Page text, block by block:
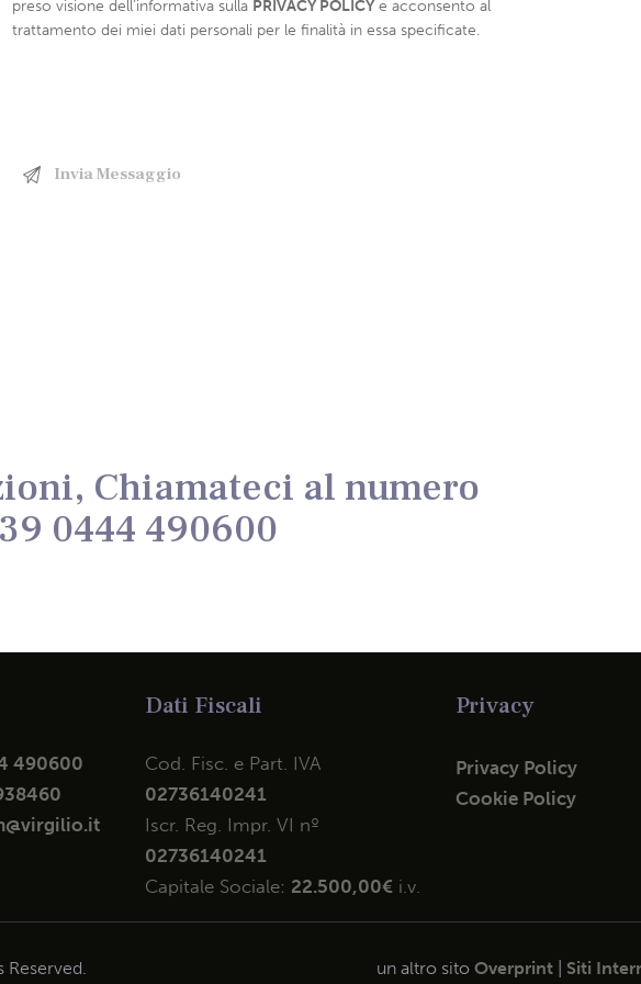
preso visione dell’informativa sulla PRIVACY POLICYe acconsento al
trattamento dei miei dati personali per le finalità in essa specificate.
Chiamateci al numero
0444 490600
490600
Dati Fiscali
Cod. Fisc. e Part. IVA
02736140241
Iscr. Reg. Impr. VI nº
02736140241
Capitale Sociale: 22.500,00€ i.v.
Privacy
Privacy Policy
Cookie Policy
Reserved. un altro sito Overprint Siti